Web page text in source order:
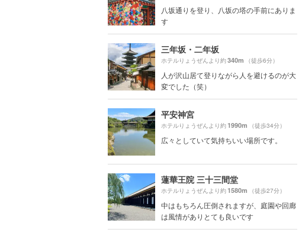
八坂通りを登り、八坂の塔の手前にありま
す
三年坂・二年坂
ホテルりょうぜんより約340m （徒歩6分）
人が沢山居て登りながら人を避けるのが大
変でした（笑）
平安神宮
ホテルりょうぜんより約1990m （徒歩34分）
広々としていて気持ちいい場所です。
蓮華王院 三十三間堂
ホテルりょうぜんより約1580m （徒歩27分）
中はもちろん圧倒されますが、庭園や回廊
は風情がありとても良いです